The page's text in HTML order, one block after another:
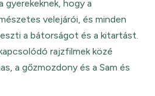
gyerekeknek, hogy a
velejárói, és minden
a bátorságot és a kitartást.
rajzfilmek közé
a gőzmozdony és a Sam és